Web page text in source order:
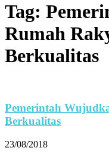
Tag:
Rumah
Berkualitas
Pemerintah
Berkualitas
23/08/2018